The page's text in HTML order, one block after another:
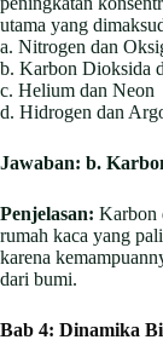
utama yang
a. Nitrogen dan
b. Karbon Dioksida
c. Helium dan Neon
d. Hidrogen dan
Jawaban: b.
Penjelasan: Karbon
rumah kaca yang
karena
dari bumi.
Bab 4: Dinamika